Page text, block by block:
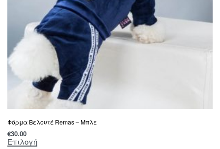
Φόρμα Βελουτέ Remas – Μπλε
€30.00
Επιλογή